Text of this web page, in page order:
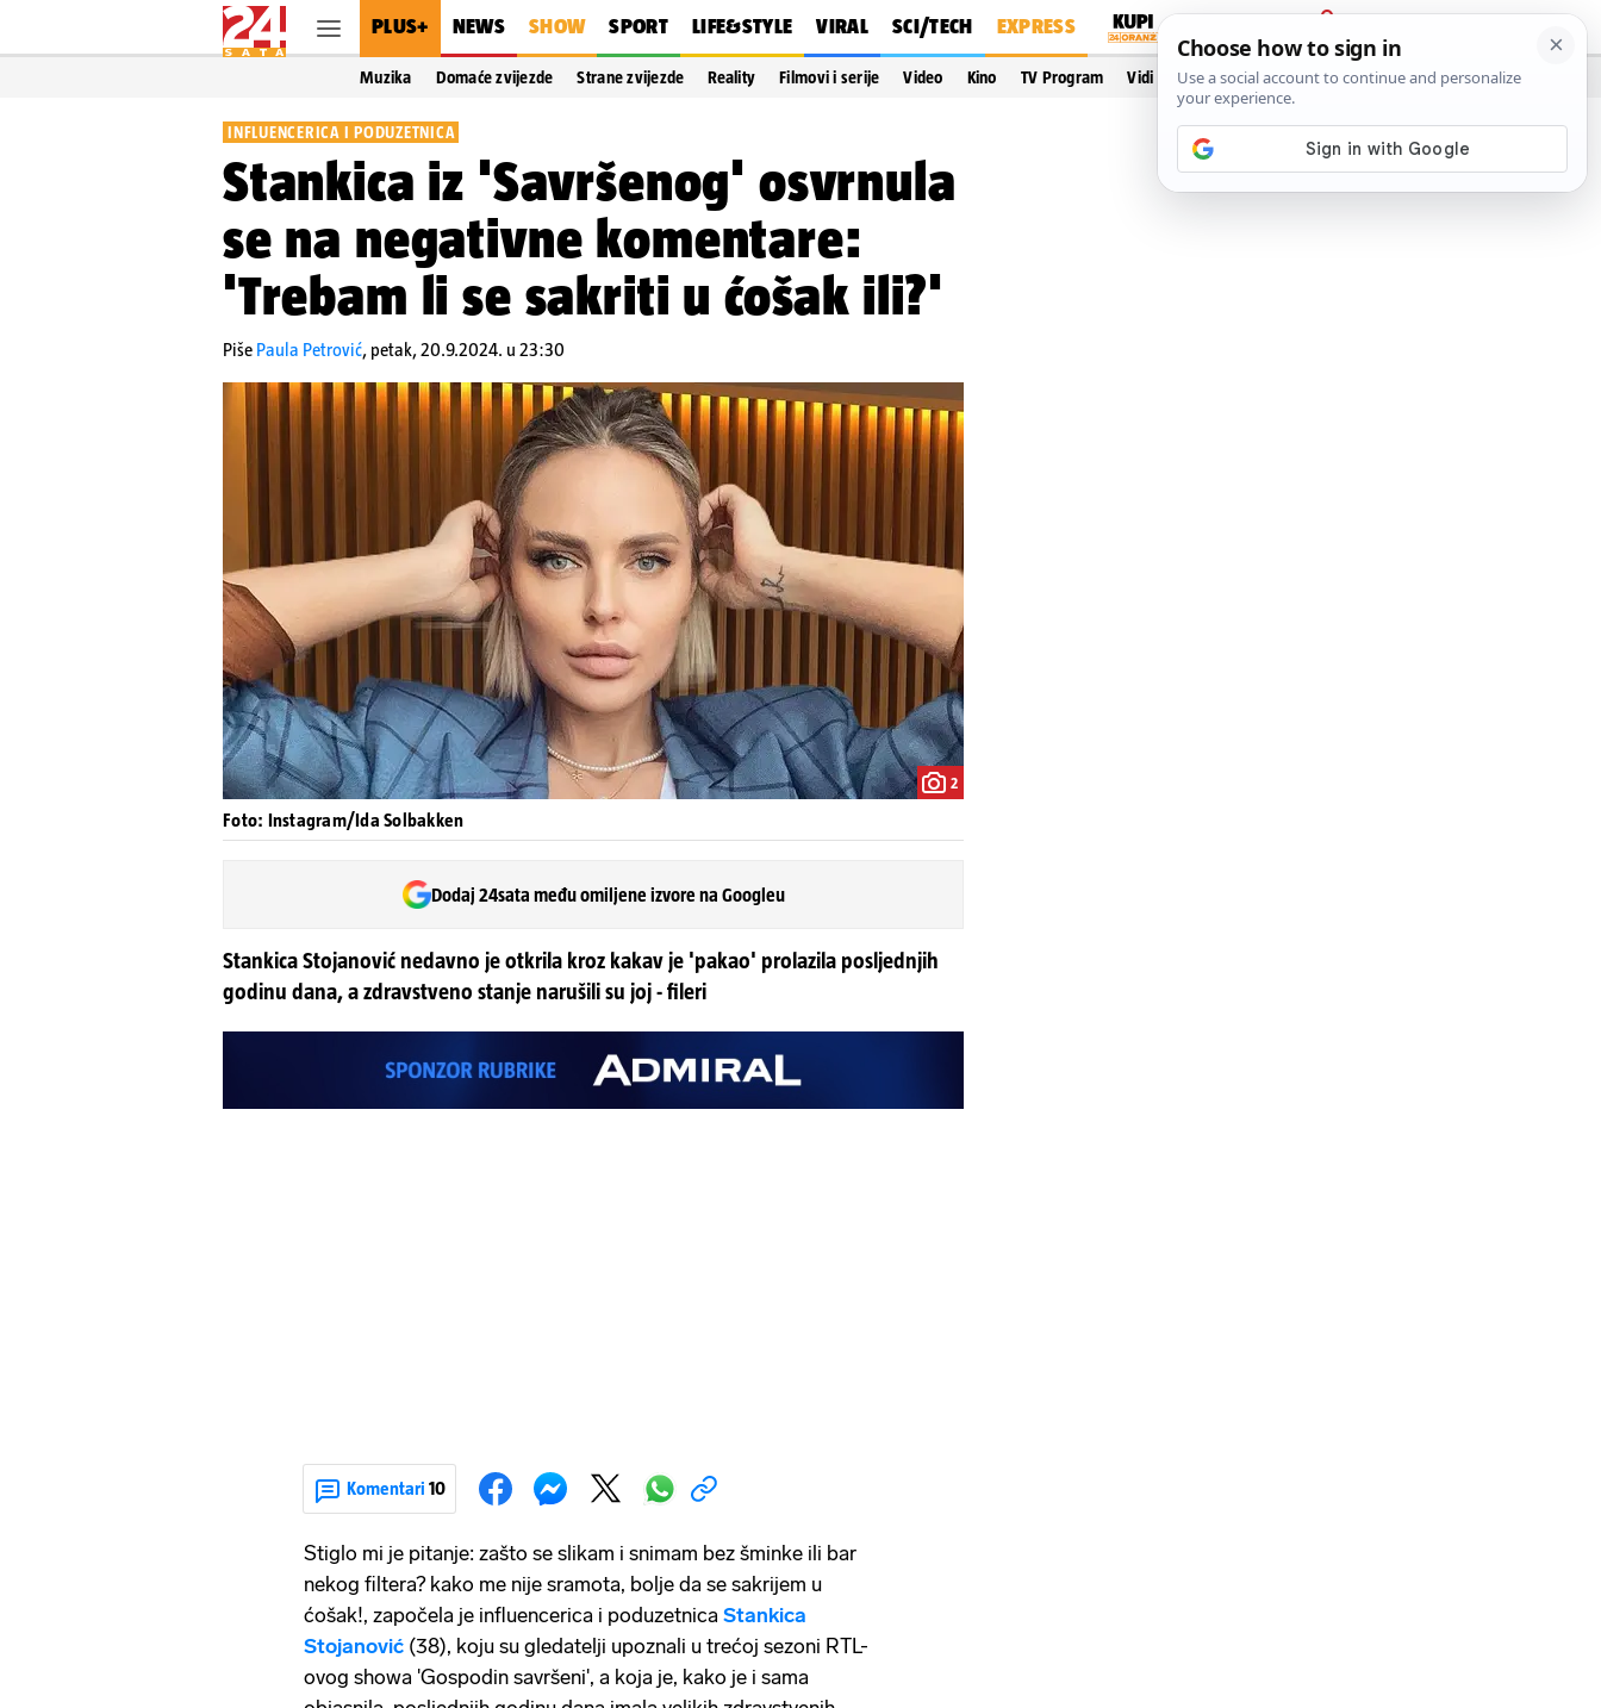
PLUS+ NEWS SHOW SPORT LIFE&STYLE VIRAL SCI/TECH EXPRESS
PRIJAVA
Muzika Domaće zvijezde Strane zvijezde Reality Filmovi i serije Video Kino TV Program Vidi još…
INFLUENCERICA I PODUZETNICA
Stankica iz 'Savršenog' osvrnula
se na negativne komentare:
'Trebam li se sakriti u ćošak ili?'
Piše Paula Petrović, petak, 20.9.2024. u 23:30
2
Foto: Instagram/Ida Solbakken
Dodaj 24sata među omiljene izvore na Googleu
Stankica Stojanović nedavno je otkrila kroz kakav je 'pakao' prolazila posljednjih
godinu dana, a zdravstveno stanje narušili su joj - fileri
Komentari 10
Stiglo mi je pitanje: zašto se slikam i snimam bez šminke ili bar
nekog filtera? kako me nije sramota, bolje da se sakrijem u
ćošak!, započela je influencerica i poduzetnica Stankica
Stojanović (38), koju su gledatelji upoznali u trećoj sezoni RTL-
ovog showa 'Gospodin savršeni', a koja je, kako je i sama